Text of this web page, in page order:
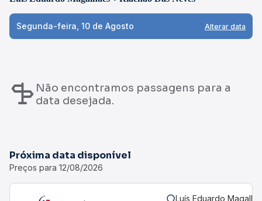
Segunda-feira, 10 de Agosto Alterar data
Não encontramos passagens para a
data desejada.
Próxima data disponível
Preços para 12/08/2026
Luís Eduardo